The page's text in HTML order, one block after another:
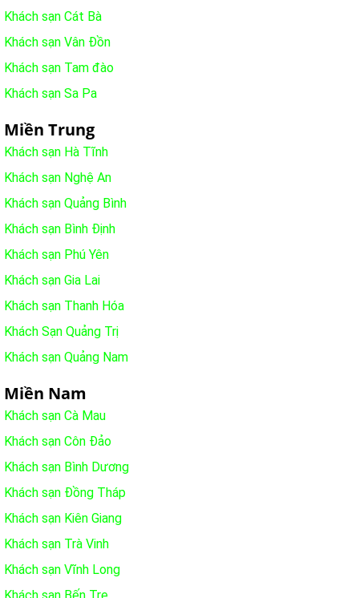
Khách sạn Cát Bà
Khách sạn Vân Đồn
Khách sạn Tam đào
Khách sạn Sa Pa
Miền Trung
Khách sạn Hà Tĩnh
Khách sạn Nghệ An
Khách sạn Quảng Bình
Khách sạn Bình Định
Khách sạn Phú Yên
Khách sạn Gia Lai
Khách sạn Thanh Hóa
Khách Sạn Quảng Trị
Khách sạn Quảng Nam
Miền Nam
Khách sạn Cà Mau
Khách sạn Côn Đảo
Khách sạn Bình Dương
Khách sạn Đồng Tháp
Khách sạn Kiên Giang
Khách sạn Trà Vinh
Khách sạn Vĩnh Long